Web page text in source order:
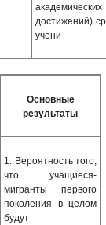
академических
достижений)
учени-
Основные
результаты
1. Вероятность того,
что учащиеся-
мигранты первого
поколения в целом
будут